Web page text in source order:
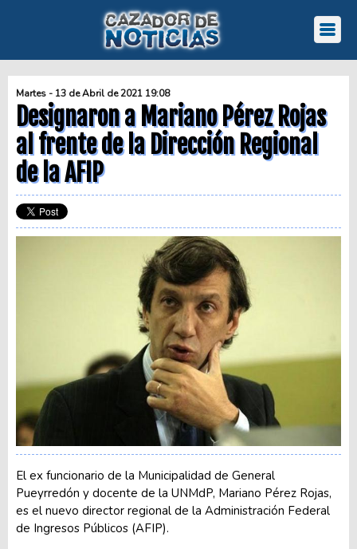
Martes - 13 de Abril de 2021 19:08
Designaron a Mariano Pérez Rojas
al frente de la Dirección Regional
de la AFIP
El ex funcionario de la Municipalidad de General
Pueyrredón y docente de la UNMdP, Mariano Pérez Rojas,
es el nuevo director regional de la Administración Federal
de Ingresos Públicos (AFIP).